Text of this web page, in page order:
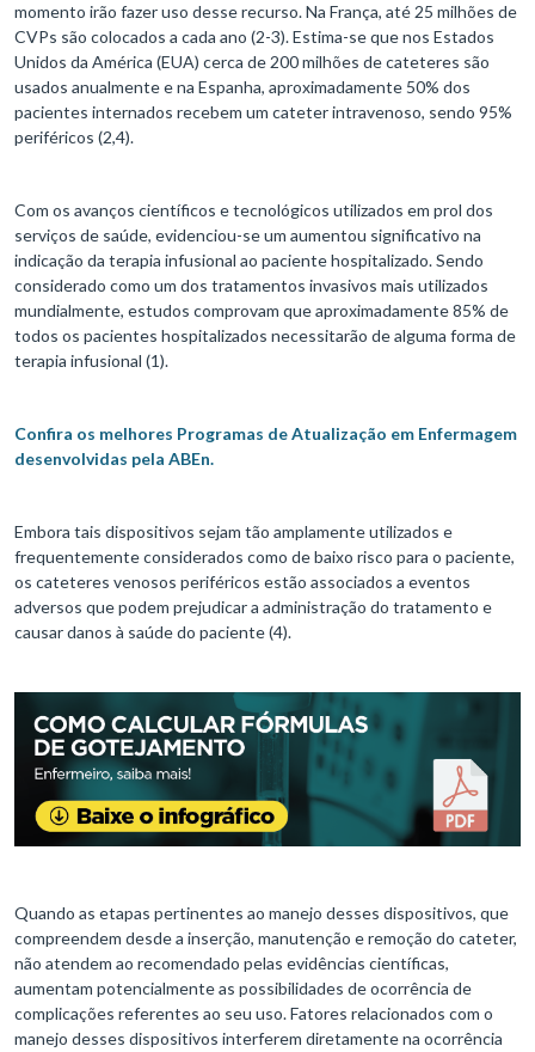
momento irão fazer uso desse recurso. Na França, até 25 milhões de
CVPs são colocados a cada ano (2-3). Estima-se que nos Estados
Unidos da América (EUA) cerca de 200 milhões de cateteres são
usados anualmente e na Espanha, aproximadamente 50% dos
pacientes internados recebem um cateter intravenoso, sendo 95%
periféricos (2,4).
Com os avanços científicos e tecnológicos utilizados em prol dos
serviços de saúde, evidenciou-se um aumentou significativo na
indicação da terapia infusional ao paciente hospitalizado. Sendo
considerado como um dos tratamentos invasivos mais utilizados
mundialmente, estudos comprovam que aproximadamente 85% de
todos os pacientes hospitalizados necessitarão de alguma forma de
terapia infusional (1).
Confira os melhores Programas de Atualização em Enfermagem
desenvolvidas pela ABEn.
Embora tais dispositivos sejam tão amplamente utilizados e
frequentemente considerados como de baixo risco para o paciente,
os cateteres venosos periféricos estão associados a eventos
adversos que podem prejudicar a administração do tratamento e
causar danos à saúde do paciente (4).
Quando as etapas pertinentes ao manejo desses dispositivos, que
compreendem desde a inserção, manutenção e remoção do cateter,
não atendem ao recomendado pelas evidências científicas,
aumentam potencialmente as possibilidades de ocorrência de
complicações referentes ao seu uso. Fatores relacionados com o
manejo desses dispositivos interferem diretamente na ocorrência